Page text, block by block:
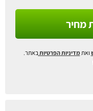
מחיר
ואתמדיניות הפרטיותבאתר.